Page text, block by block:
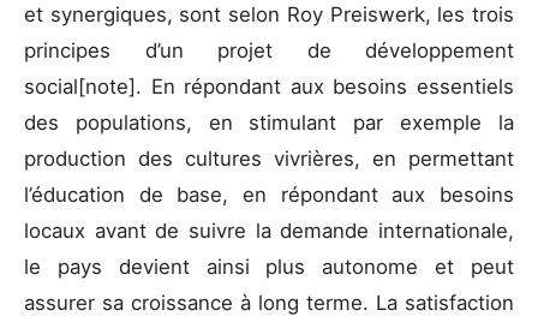
et synergiques, sont selon Roy Preiswerk, les trois
principes d’un projet de développement
social[note]. En répondant aux besoins essentiels
des populations, en stimulant par exemple la
production des cultures vivrières, en permettant
l’éducation de base, en répondant aux besoins
locaux avant de suivre la demande internationale,
le pays devient ainsi plus autonome et peut
assurer sa croissance à long terme. La satisfaction